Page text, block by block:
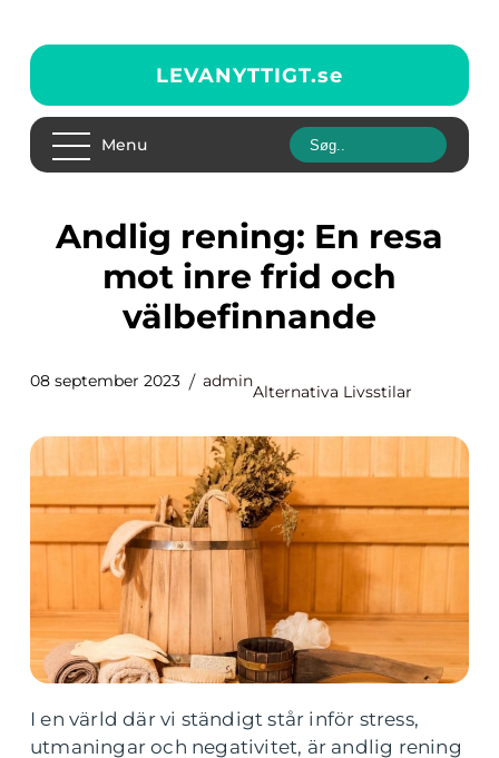
LEVANYTTIGT.se
Menu
Andlig rening: En resa
mot inre frid och
välbefinnande
08 september 2023 admin
Alternativa Livsstilar
I en värld där vi ständigt står inför stress,
utmaningar och negativitet, är andlig rening